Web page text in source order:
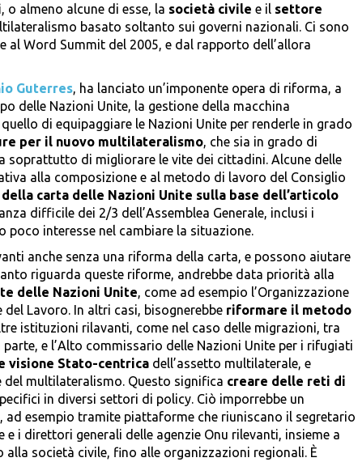
, o almeno alcune di esse, la società civile e il settore
basato soltanto sui governi nazionali. Ci sono
Word Summit del 2005, e dal rapporto dell’allora
Guterres, ha lanciato un’imponente opera di riforma, a
delle Nazioni Unite, la gestione della macchina
di equipaggiare le Nazioni Unite per renderle in grado
per il nuovo multilateralismo, che sia in grado di
soprattutto di migliorare le vite dei cittadini. Alcune delle
alla composizione e al metodo di lavoro del Consiglio
carta delle Nazioni Unite sulla base dell’articolo
difficile dei 2/3 dell’Assemblea Generale, inclusi i
poco interesse nel cambiare la situazione.
anche senza una riforma della carta, e possono aiutare
riguarda queste riforme, andrebbe data priorità alla
delle Nazioni Unite, come ad esempio l’Organizzazione
Lavoro. In altri casi, bisognerebbe riformare il metodo
istituzioni rilavanti, come nel caso delle migrazioni, tra
e l’Alto commissario delle Nazioni Unite per i rifugiati
visione Stato-centrica dell’assetto multilaterale, e
del multilateralismo. Questo significa creare delle reti di
in diversi settori di policy. Ciò imporrebbe un
esempio tramite piattaforme che riuniscano il segretario
e i direttori generali delle agenzie Onu rilevanti, insieme a
società civile, fino alle organizzazioni regionali. È